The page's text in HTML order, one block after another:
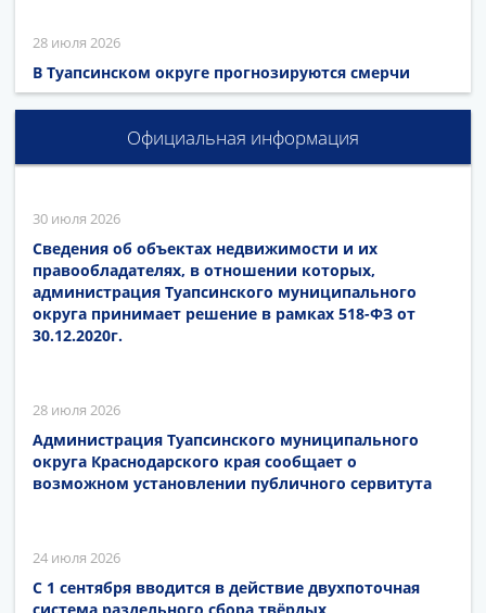
28 июля 2026
В Туапсинском округе прогнозируются смерчи
Официальная информация
30 июля 2026
Сведения об объектах недвижимости и их
правообладателях, в отношении которых,
администрация Туапсинского муниципального
округа принимает решение в рамках 518-ФЗ от
30.12.2020г.
28 июля 2026
Администрация Туапсинского муниципального
округа Краснодарского края сообщает о
возможном установлении публичного сервитута
24 июля 2026
С 1 сентября вводится в действие двухпоточная